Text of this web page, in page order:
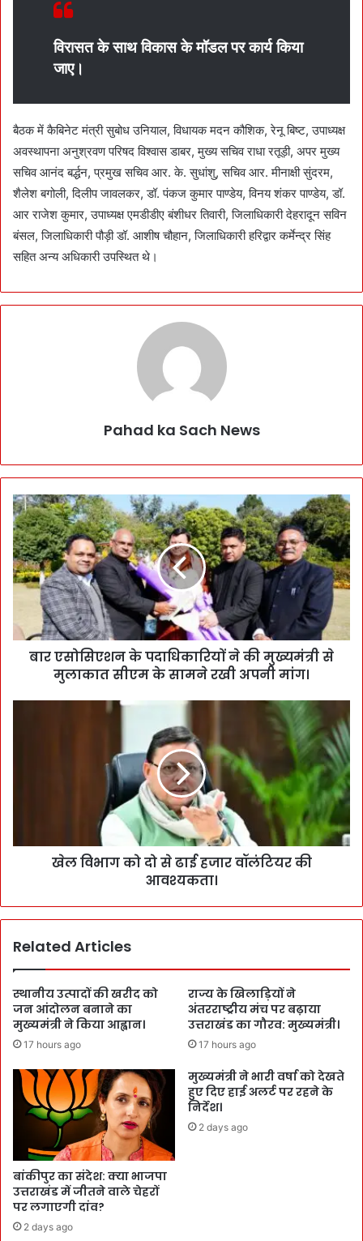
विरासत के साथ विकास के मॉडल पर कार्य किया
जाए।
बैठक में कैबिनेट मंत्री सुबोध उनियाल, विधायक मदन कौशिक, रेनू बिष्ट, उपाध्यक्ष
अवस्थापना अनुश्रवण परिषद विश्वास डाबर, मुख्य सचिव राधा रतूड़ी, अपर मुख्य
सचिव आनंद बर्द्धन, प्रमुख सचिव आर. के. सुधांशु, सचिव आर. मीनाक्षी सुंदरम,
शैलेश बगोली, दिलीप जावलकर, डॉ. पंकज कुमार पाण्डेय, विनय शंकर पाण्डेय, डॉ.
आर राजेश कुमार, उपाध्यक्ष एमडीडीए बंशीधर तिवारी, जिलाधिकारी देहरादून सविन
बंसल, जिलाधिकारी पौड़ी डॉ. आशीष चौहान, जिलाधिकारी हरिद्वार कर्मेन्द्र सिंह
सहित अन्य अधिकारी उपस्थित थे।
Pahad ka Sach News
बार एसोसिएशन के पदाधिकारियों ने की मुख्यमंत्री से
मुलाकात सीएम के सामने रखी अपनी मांग।
खेल विभाग को दो से ढाई हजार वॉलंटियर की
आवश्यकता।
Related Articles
स्थानीय उत्पादों की खरीद को
जन आंदोलन बनाने का
मुख्यमंत्री ने किया आह्वान।
17 hours ago
राज्य के खिलाड़ियों ने
अंतरराष्ट्रीय मंच पर बढ़ाया
उत्तराखंड का गौरव: मुख्यमंत्री।
17 hours ago
बांकीपुर का संदेश: क्या भाजपा
उत्तराखंड में जीतने वाले चेहरों
पर लगाएगी दांव?
2 days ago
मुख्यमंत्री ने भारी वर्षा को देखते
हुए दिए हाई अलर्ट पर रहने के
निर्देश।
2 days ago